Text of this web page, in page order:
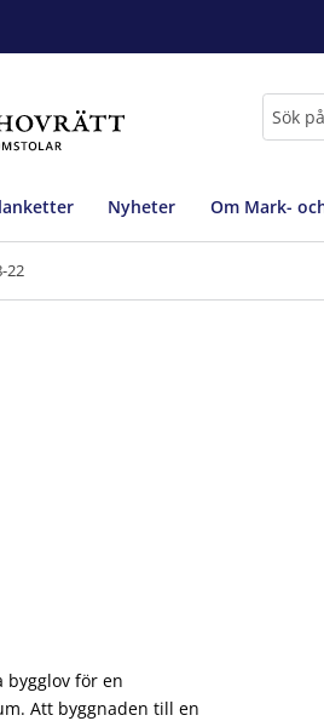
Nyheter Om Mark-
22
för en
Att byggnaden till en